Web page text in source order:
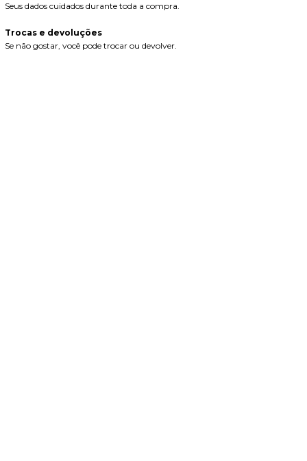
Seus dados cuidados durante toda a compra.
Trocas e devoluções
Se não gostar, você pode trocar ou devolver.